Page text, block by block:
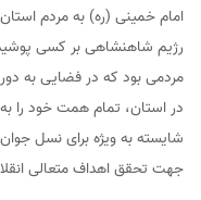
امام خمینی (ره) به مردم
رژیم شاهنشاهی بر کسی
مردمی بود که در فضایی به
در استان، تمام همت خود را
شایسته به ویژه برای نسل
جهت تحقق اهداف متعالی